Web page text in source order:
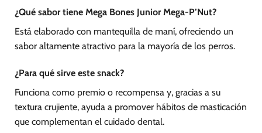
¿Qué sabor tiene Mega Bones Junior Mega-P’Nut?
Está elaborado con mantequilla de maní, ofreciendo un
sabor altamente atractivo para la mayoría de los perros.
¿Para qué sirve este snack?
Funciona como premio o recompensa y, gracias a su
textura crujiente, ayuda a promover hábitos de masticación
que complementan el cuidado dental.